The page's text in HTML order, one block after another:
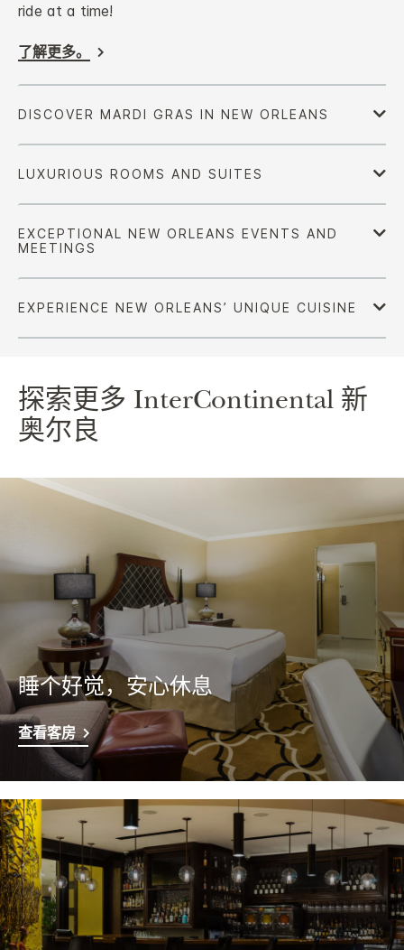
ride at a time!
了解更多。
探索更多 InterContinental 新
奥尔良
睡个好觉，安心休息
查看客房